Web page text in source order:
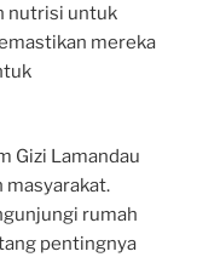
nutrisi untuk
mereka
Gizi Lamandau
masyarakat.
rumah
pentingnya